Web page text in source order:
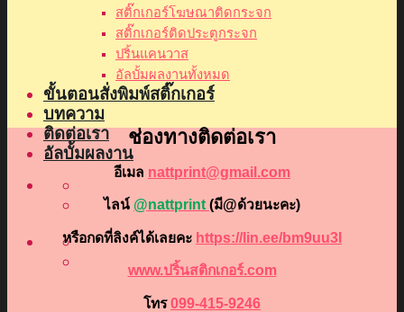
สติ๊กเกอร์โฆษณาติดกระจก
สติ๊กเกอร์ติดประตูกระจก
ปริ้นแคนวาส
อัลบั้มผลงานทั้งหมด
ขั้นตอนสั่งพิมพ์สติ๊กเกอร์
บทความ
ติดต่อเรา
อัลบั้มผลงาน
ช่องทางติดต่อเรา
อีเมล nattprint@gmail.com
ไลน์ @nattprint(มี@ด้วยนะคะ)
หรือกดที่ลิงค์ได้เลยคะ https://lin.ee/bm9uu3I
www.ปริ้นสติกเกอร์.com
โทร 099-415-9246